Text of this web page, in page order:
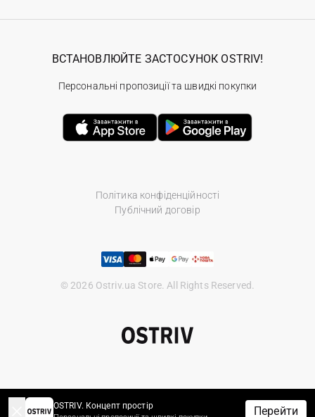
Політика конфіденційності
Публічний договір
© 2026 Ostriv.ua Store. All Rights Reserved.
ВСТАНОВЛЮЙТЕ ЗАСТОСУНОК OSTRIV!
Персональні пропозиції та швидкі покупки
OSTRIV. Концепт простір Перейти